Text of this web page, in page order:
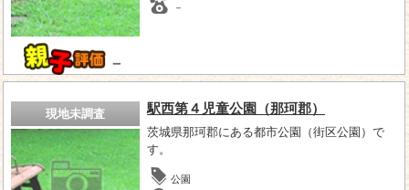
－
－
現地未調査 駅西第４児童公園（那珂郡）
茨城県那珂郡にある都市公園（街区公園）で
す。
公園